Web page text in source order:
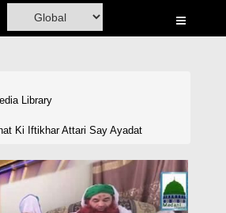
Library
Ki Iftikhar Attari Say Ayadat